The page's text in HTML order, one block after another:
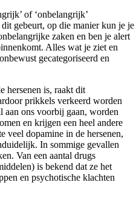
of ‘onbelangrijk’
gebeurt, op die manier kun je je
zaken en ben je alert
Alles wat je ziet en
gecategoriseerd en
hersenen is, raakt dit
prikkels verkeerd worden
aan ons voorbij gaan, worden
en krijgen een heel andere
veel dopamine in de hersenen,
In sommige gevallen
Van een aantal drugs
is bekend dat ze het
en psychotische klachten